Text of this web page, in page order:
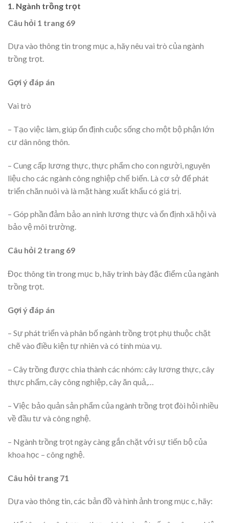
1. Ngành trồng trọt
Câu hỏi 1 trang 69
Dựa vào thông tin trong mục a, hãy nêu vai trò của ngành
trồng trọt.
Gợi ý đáp án
Vai trò
– Tạo việc làm, giúp ổn định cuộc sống cho một bộ phận lớn
cư dân nông thôn.
– Cung cấp lương thực, thực phẩm cho con người, nguyên
liệu cho các ngành công nghiệp chế biến. Là cơ sở để phát
triển chăn nuôi và là mặt hàng xuất khẩu có giá trị.
– Góp phần đảm bảo an ninh lương thực và ổn định xã hội và
bảo vệ môi trường.
Câu hỏi 2 trang 69
Đọc thông tin trong mục b, hãy trình bày đặc điểm của ngành
trồng trọt.
Gợi ý đáp án
– Sự phát triển và phân bố ngành trồng trọt phụ thuộc chặt
chẽ vào điều kiện tự nhiên và có tính mùa vụ.
– Cây trồng được chia thành các nhóm: cây lương thực, cây
thực phẩm, cây công nghiệp, cây ăn quả,…
– Việc bảo quản sản phẩm của ngành trồng trọt đòi hỏi nhiều
về đầu tư và công nghệ.
– Ngành trồng trọt ngày càng gắn chặt với sự tiến bộ của
khoa học – công nghệ.
Câu hỏi trang 71
Dựa vào thông tin, các bản đồ và hình ảnh trong mục c, hãy: